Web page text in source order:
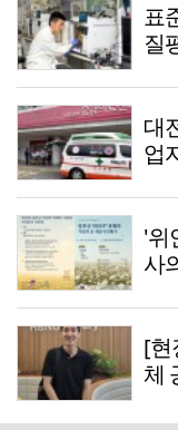
표
질
대
업
'위
사
[현
체